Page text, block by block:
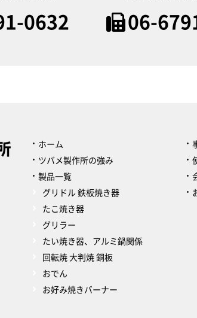
0632 06-
ホーム
ツバメ製作所の強み
製品一覧
グリドル 鉄板焼き器
たこ焼き器
グリラー
たい焼き器、アルミ鍋関係
回転焼 大判焼 銅板
おでん
お好み焼きバーナー